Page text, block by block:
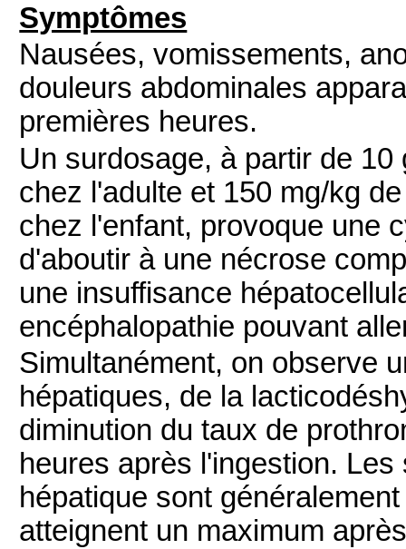
Symptômes
Nausées, vomissements,
douleurs abdominales
premières heures.
Un surdosage, à partir de
chez l'adulte et 150 mg/kg
chez l'enfant, provoque une
d'aboutir à une nécrose
une insuffisance
encéphalopathie pouvant
Simultanément, on observe
hépatiques, de la
diminution du taux de
heures après l'ingestion.
hépatique sont
atteignent un maximum